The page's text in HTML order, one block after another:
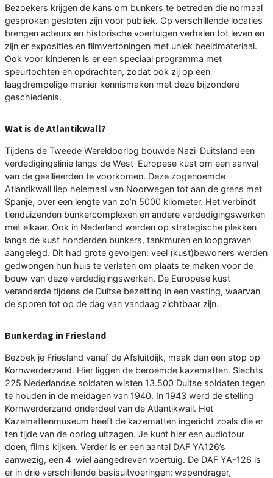
Bezoekers krijgen de kans om bunkers te betreden die normaal
gesproken gesloten zijn voor publiek. Op verschillende locaties
brengen acteurs en historische voertuigen verhalen tot leven en
zijn er exposities en filmvertoningen met uniek beeldmateriaal.
Ook voor kinderen is er een speciaal programma met
speurtochten en opdrachten, zodat ook zij op een
laagdrempelige manier kennismaken met deze bijzondere
geschiedenis.
Wat is de Atlantikwall?
Tijdens de Tweede Wereldoorlog bouwde Nazi-Duitsland een
verdedigingslinie langs de West-Europese kust om een aanval
van de geallieerden te voorkomen. Deze zogenoemde
Atlantikwall liep helemaal van Noorwegen tot aan de grens met
Spanje, over een lengte van zo’n 5000 kilometer. Het verbindt
tienduizenden bunkercomplexen en andere verdedigingswerken
met elkaar. Ook in Nederland werden op strategische plekken
langs de kust honderden bunkers, tankmuren en loopgraven
aangelegd. Dit had grote gevolgen: veel (kust)bewoners werden
gedwongen hun huis te verlaten om plaats te maken voor de
bouw van deze verdedigingswerken. De Europese kust
veranderde tijdens de Duitse bezetting in een vesting, waarvan
de sporen tot op de dag van vandaag zichtbaar zijn.
Bunkerdag in Friesland
Bezoek je Friesland vanaf de Afsluitdijk, maak dan een stop op
Kornwerderzand. Hier liggen de beroemde kazematten. Slechts
225 Nederlandse soldaten wisten 13.500 Duitse soldaten tegen
te houden in de meidagen van 1940. In 1943 werd de stelling
Kornwerderzand onderdeel van de Atlantikwall. Het
Kazemattenmuseum heeft de kazematten ingericht zoals die er
ten tijde van de oorlog uitzagen. Je kunt hier een audiotour
doen, films kijken. Verder is er een aantal DAF YA126’s
aanwezig, een 4-wiel aangedreven voertuig. De DAF YA-126 is
er in drie verschillende basisuitvoeringen: wapendrager,